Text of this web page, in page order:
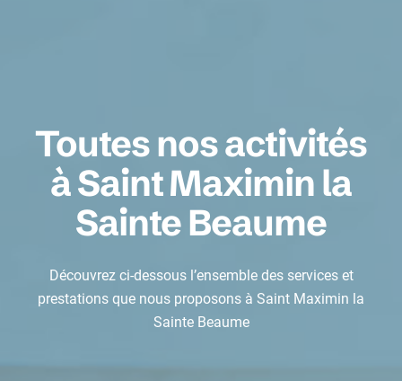
Toutes nos activités
à Saint Maximin la
Sainte Beaume
Découvrez ci-dessous l’ensemble des services et
prestations que nous proposons à Saint Maximin la
Sainte Beaume